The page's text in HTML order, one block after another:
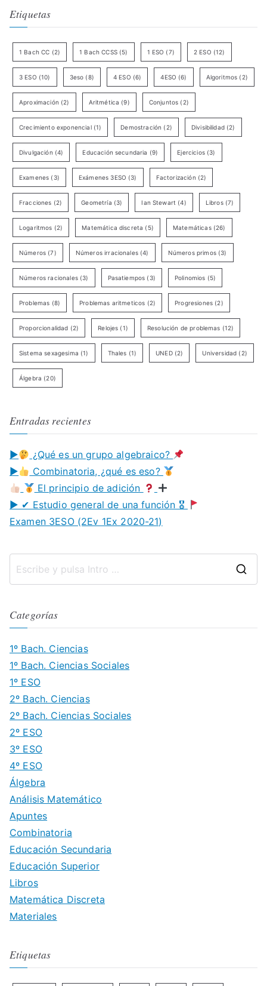
Etiquetas
1 Bach CC (2) 1 Bach CCSS(5) 1 ESO (7) 2 ESO (12)
3 ESO (10) 3eso (8) 4 ESO (6) 4ESO (6) Algoritmos (2)
Aproximación (2) Aritmética (9) Conjuntos (2)
Crecimiento exponencial(1) Demostración (2) Divisibilidad(2)
Divulgación (4) Educación secundaria (9) Ejercicios(3)
Examenes (3) Exámenes 3ESO (3) Factorización (2)
Fracciones (2) Geometría (3) Ian Stewart (4) Libros(7)
Logaritmos (2) Matemática discreta (5) Matemáticas(26)
Números (7) Números irracionales(4) Números primos(3)
Números racionales(3) Pasatiempos (3) Polinomios (5)
Problemas (8) Problemas aritmeticos (2) Progresiones (2)
Proporcionalidad (2) Relojes (1) Resolución de problemas (12)
Sistema sexagesima (1) Thales (1) UNED(2) Universidad (2)
Álgebra (20)
Entradas recientes
▶
¿Qué es un grupo algebraico?
▶
Combinatoria, ¿qué es eso?
El principio de adición
▶ ✔ Estudio general de una función 🎖
Examen 3ESO (2Ev 1Ex 2020-21)
Categorías
1º Bach. Ciencias
1º Bach. Ciencias Sociales
1º ESO
2º Bach. Ciencias
2º Bach. Ciencias Sociales
2º ESO
3º ESO
4º ESO
Álgebra
Análisis Matemático
Apuntes
Combinatoria
Educación Secundaria
Educación Superior
Libros
Matemática Discreta
Materiales
Etiquetas